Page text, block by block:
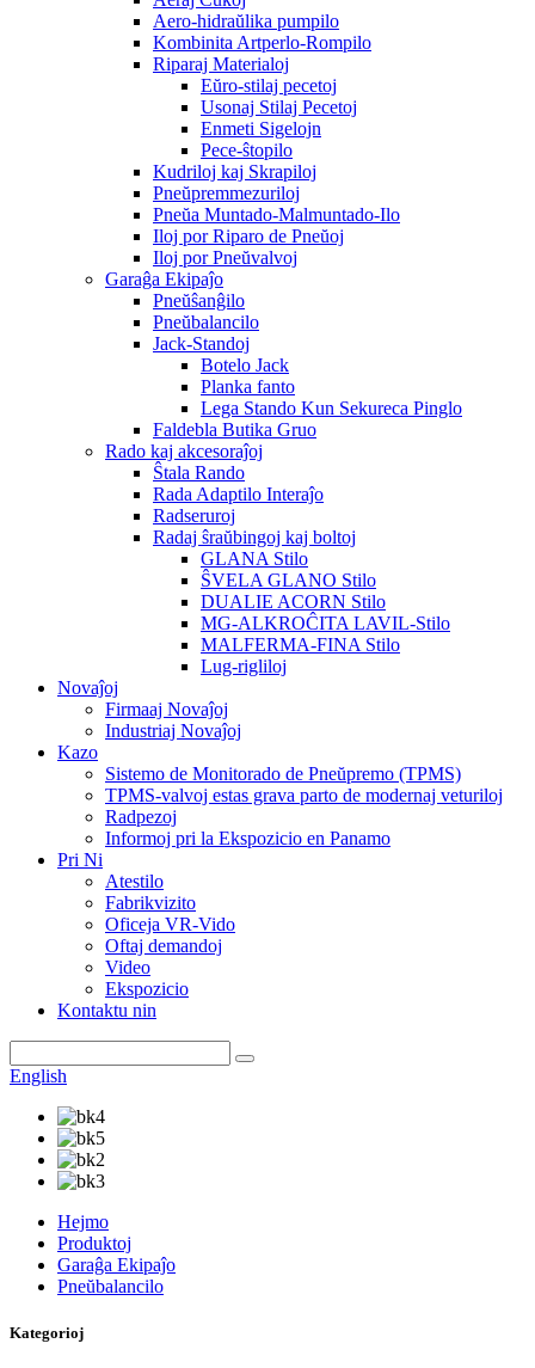
Aero-hidraŭlika pumpilo
Kombinita Artperlo-Rompilo
Riparaj Materialoj
Eŭro-stilaj pecetoj
Usonaj Stilaj Pecetoj
Enmeti Sigelojn
Pece-ŝtopilo
Kudriloj kaj Skrapiloj
Pneŭpremmezuriloj
Pneŭa Muntado-Malmuntado-Ilo
Iloj por Riparo de Pneŭoj
Iloj por Pneŭvalvoj
Garaĝa Ekipaĵo
Pneŭŝanĝilo
Pneŭbalancilo
Jack-Standoj
Botelo Jack
Planka fanto
Lega Stando Kun Sekureca Pinglo
Faldebla Butika Gruo
Rado kaj akcesoraĵoj
Ŝtala Rando
Rada Adaptilo Interaĵo
Radseruroj
Radaj ŝraŭbingoj kaj boltoj
GLANA Stilo
ŜVELA GLANO Stilo
DUALIE ACORN Stilo
MG-ALKROĈITA LAVIL-Stilo
MALFERMA-FINA Stilo
Lug-rigliloj
Novaĵoj
Firmaaj Novaĵoj
Industriaj Novaĵoj
Kazo
Sistemo de Monitorado de Pneŭpremo (TPMS)
TPMS-valvoj estas grava parto de modernaj veturiloj
Radpezoj
Informoj pri la Ekspozicio en Panamo
Pri Ni
Atestilo
Fabrikvizito
Oficeja VR-Vido
Oftaj demandoj
Video
Ekspozicio
Kontaktu nin
English
Hejmo
Produktoj
Garaĝa Ekipaĵo
Pneŭbalancilo
Kategorioj